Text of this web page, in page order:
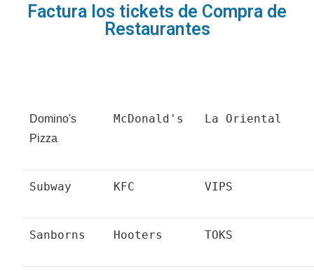
Factura los tickets de Compra de
Restaurantes
Domino's
Pizza
McDonald's La Oriental
Subway KFC VIPS
Sanborns Hooters TOKS